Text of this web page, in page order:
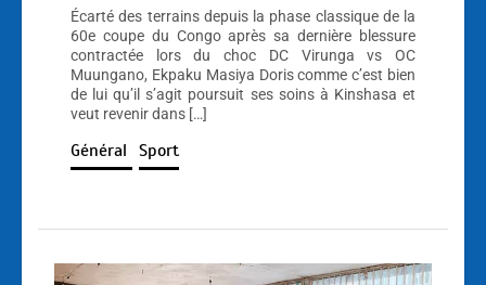
Écarté des terrains depuis la phase classique de la
60e coupe du Congo après sa dernière blessure
contractée lors du choc DC Virunga vs OC
Muungano, Ekpaku Masiya Doris comme c’est bien
de lui qu’il s’agit poursuit ses soins à Kinshasa et
veut revenir dans […]
Général Sport